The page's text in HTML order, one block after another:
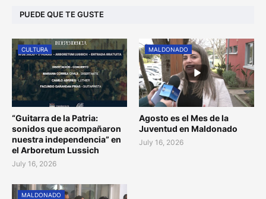
PUEDE QUE TE GUSTE
CULTURA
“Guitarra de la Patria:
sonidos que acompañaron
nuestra independencia” en
el Arboretum Lussich
July 16, 2026
MALDONADO
Agosto es el Mes de la
Juventud en Maldonado
July 16, 2026
MALDONADO